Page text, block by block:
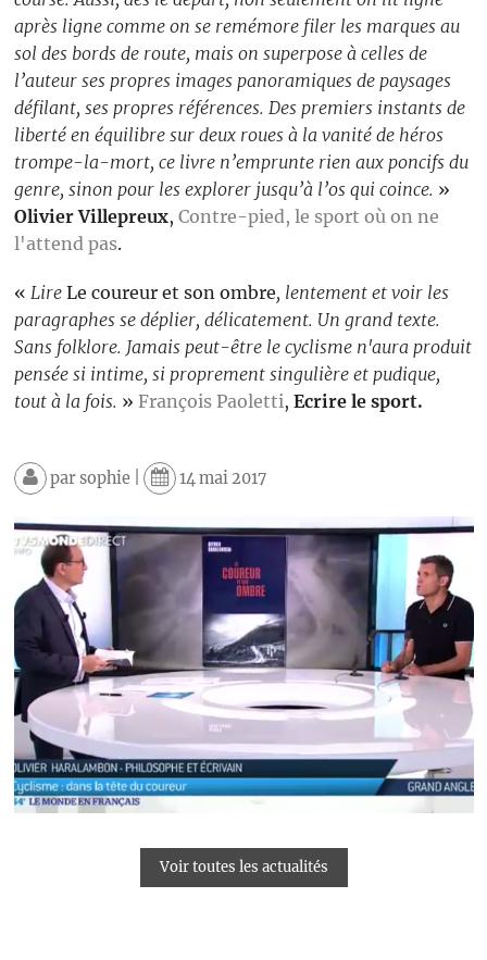
après ligne comme on se remémore filer les marques au
sol des bords de route, mais on superpose à celles de
l’auteur ses propres images panoramiques de paysages
défilant, ses propres références. Des premiers instants de
liberté en équilibre sur deux roues à la vanité de héros
trompe-la-mort, ce livre n’emprunte rien aux poncifs du
genre, sinon pour les explorer jusqu’à l’os qui coince. »
Olivier Villepreux, Contre-pied, le sport où on ne
l'attend pas.
« Lire Le coureur et son ombre, lentement et voir les
paragraphes se déplier, délicatement. Un grand texte.
Sans folklore. Jamais peut-être le cyclisme n'aura produit
pensée si intime, si proprement singulière et pudique,
tout à la fois. » François Paoletti, Ecrire le sport.
parsophie| 14 mai 2017
Voir toutes les actualités